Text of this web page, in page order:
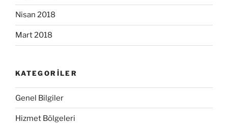
Nisan 2018
Mart 2018
KATEGORILER
Genel Bilgiler
Hizmet Bölgeleri